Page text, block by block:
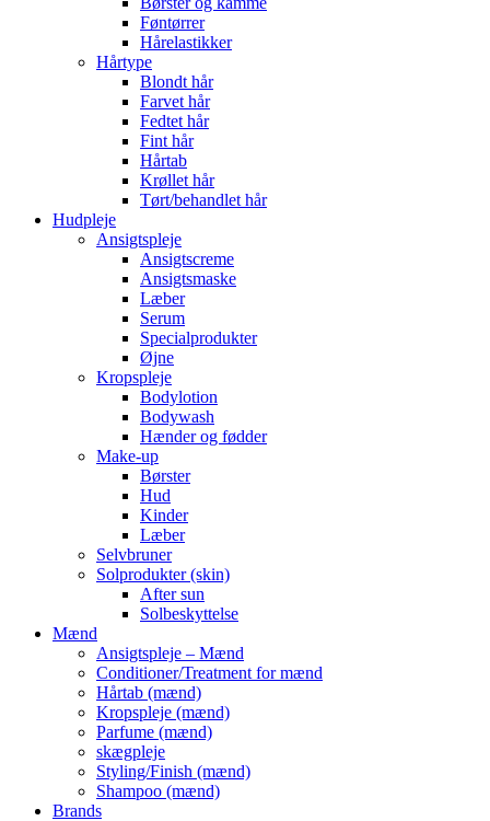
Føntørrer
Hårelastikker
Hårtype
Blondt hår
Farvet hår
Fedtet hår
Fint hår
Hårtab
Krøllet hår
Tørt/behandlet hår
Hudpleje
Ansigtspleje
Ansigtscreme
Ansigtsmaske
Læber
Serum
Specialprodukter
Øjne
Kropspleje
Bodylotion
Bodywash
Hænder og fødder
Make-up
Børster
Hud
Kinder
Læber
Selvbruner
Solprodukter (skin)
After sun
Solbeskyttelse
Mænd
Ansigtspleje – Mænd
Conditioner/Treatment for mænd
Hårtab (mænd)
Kropspleje (mænd)
Parfume (mænd)
skægpleje
Styling/Finish (mænd)
Shampoo (mænd)
Brands